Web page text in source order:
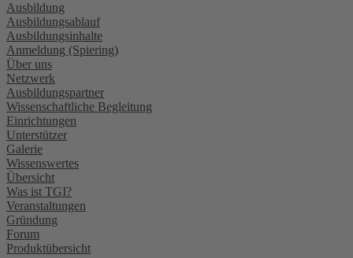
Ausbildung
Ausbildungsablauf
Ausbildungsinhalte
Anmeldung (Spiering)
Über uns
Netzwerk
Ausbildungspartner
Wissenschaftliche Begleitung
Einrichtungen
Unterstützer
Galerie
Wissenswertes
Übersicht
Was ist TGI?
Veranstaltungen
Gründung
Forum
Produktübersicht